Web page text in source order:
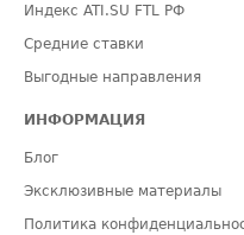
Индекс ATI.SU FTL РФ
Средние ставки
Выгодные направления
ИНФОРМАЦИЯ
Блог
Эксклюзивные материалы
Политика